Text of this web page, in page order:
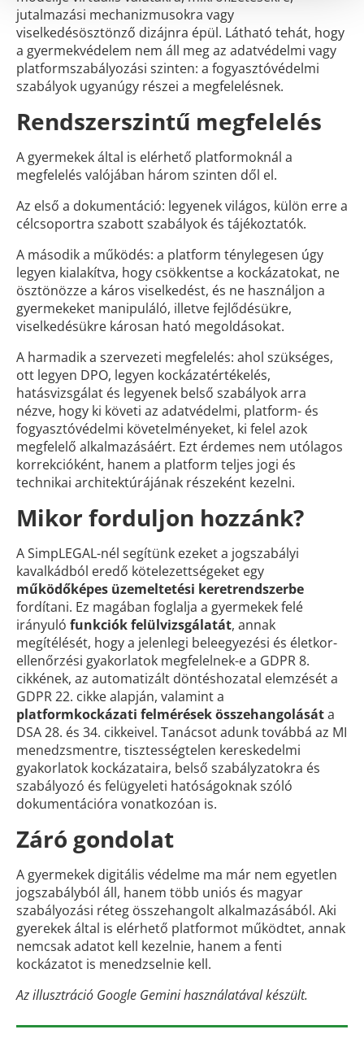
jutalmazási mechanizmusokra vagy
viselkedésösztönző dizájnra épül. Látható tehát, hogy
a gyermekvédelem nem áll meg az adatvédelmi vagy
platformszabályozási szinten: a fogyasztóvédelmi
szabályok ugyanúgy részei a megfelelésnek.
Rendszerszintű megfelelés
A gyermekek által is elérhető platformoknál a
megfelelés valójában három szinten dől el.
Az első a dokumentáció: legyenek világos, külön erre a
célcsoportra szabott szabályok és tájékoztatók.
A második a működés: a platform ténylegesen úgy
legyen kialakítva, hogy csökkentse a kockázatokat, ne
ösztönözze a káros viselkedést, és ne használjon a
gyermekeket manipuláló, illetve fejlődésükre,
viselkedésükre károsan ható megoldásokat.
A harmadik a szervezeti megfelelés: ahol szükséges,
ott legyen DPO, legyen kockázatértékelés,
hatásvizsgálat és legyenek belső szabályok arra
nézve, hogy ki követi az adatvédelmi, platform- és
fogyasztóvédelmi követelményeket, ki felel azok
megfelelő alkalmazásáért. Ezt érdemes nem utólagos
korrekcióként, hanem a platform teljes jogi és
technikai architektúrájának részeként kezelni.
Mikor forduljon hozzánk?
A SimpLEGAL-nél segítünk ezeket a jogszabályi
kavalkádból eredő kötelezettségeket egy
működőképes üzemeltetési keretrendszerbe
fordítani. Ez magában foglalja a gyermekek felé
irányuló funkciók felülvizsgálatát, annak
megítélését, hogy a jelenlegi beleegyezési és életkor-
ellenőrzési gyakorlatok megfelelnek-e a GDPR 8.
cikkének, az automatizált döntéshozatal elemzését a
GDPR 22. cikke alapján, valamint a
platformkockázati felmérések összehangolásáta
DSA 28. és 34. cikkeivel. Tanácsot adunk továbbá az MI
menedzsmentre, tisztességtelen kereskedelmi
gyakorlatok kockázataira, belső szabályzatokra és
szabályozó és felügyeleti hatóságoknak szóló
dokumentációra vonatkozóan is.
Záró gondolat
A gyermekek digitális védelme ma már nem egyetlen
jogszabályból áll, hanem több uniós és magyar
szabályozási réteg összehangolt alkalmazásából. Aki
gyerekek által is elérhető platformot működtet, annak
nemcsak adatot kell kezelnie, hanem a fenti
kockázatot is menedzselnie kell.
Az illusztráció Google Gemini használatával készült.